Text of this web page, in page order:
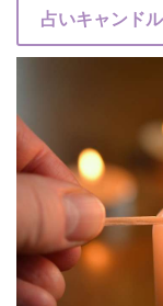
占いキャンドル